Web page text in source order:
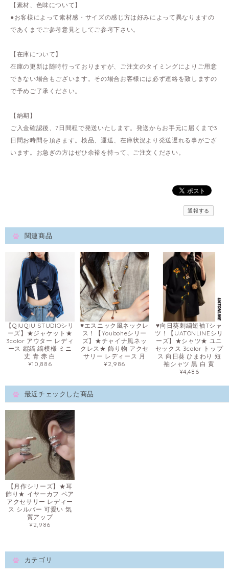
【素材、色味について】
●お客様によって素材感・サイズの感じ方は好みによって異なりますの
であくまでご参考意見としてご参考下さい。
【在庫について】
在庫の更新は随時行っておりますが、ご注文のタイミングによりご用意
できない場合もございます。その場合お客様には必ず連絡を致しますの
で予めご了承ください。
【納期】
ご入金確認後、7日間程で発送いたします。発送からお手元に届くまで3
日間お時間を頂きます。検品、運送、在庫状況より発送遅れる事がござ
います。お急ぎの方はぜひ余裕を持って、ご注文ください。
通報する
関連商品
【QIUQIU STUDIOシリ
ーズ】★ジャケット★
3color アウター レディ
ース 縦縞 縞模様 ミニ
丈 青 赤 白
¥10,886
♥エスニック風ネックレ
ス！【Youboheシリー
ズ】★チャイナ風ネッ
クレス★ 飾り物 アクセ
サリー レディース 月
¥2,986
♥向日葵刺繍短袖Tシャ
ツ！【UATONLINEシリ
ーズ】★シャツ★ ユニ
セックス 3color トップ
ス 向日葵 ひまわり 短
袖シャツ 黒 白 黄
¥4,486
最近チェックした商品
【月作シリーズ】★耳
飾り★ イヤーカフ ペア
アクセサリー レディー
ス シルバー 可愛い 気
質アップ
¥2,986
カテゴリ